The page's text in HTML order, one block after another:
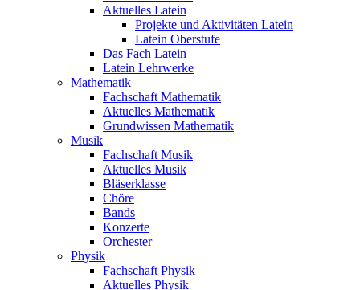
Aktuelles Latein
Projekte und Aktivitäten Latein
Latein Oberstufe
Das Fach Latein
Latein Lehrwerke
Mathematik
Fachschaft Mathematik
Aktuelles Mathematik
Grundwissen Mathematik
Musik
Fachschaft Musik
Aktuelles Musik
Bläserklasse
Chöre
Bands
Konzerte
Orchester
Physik
Fachschaft Physik
Aktuelles Physik